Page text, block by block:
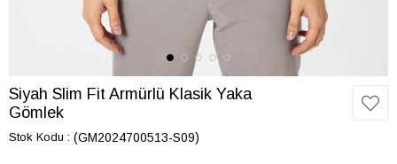
Siyah Slim Fit Armürlü Klasik Yaka
Gömlek
Stok Kodu (GM2024700513-S09)